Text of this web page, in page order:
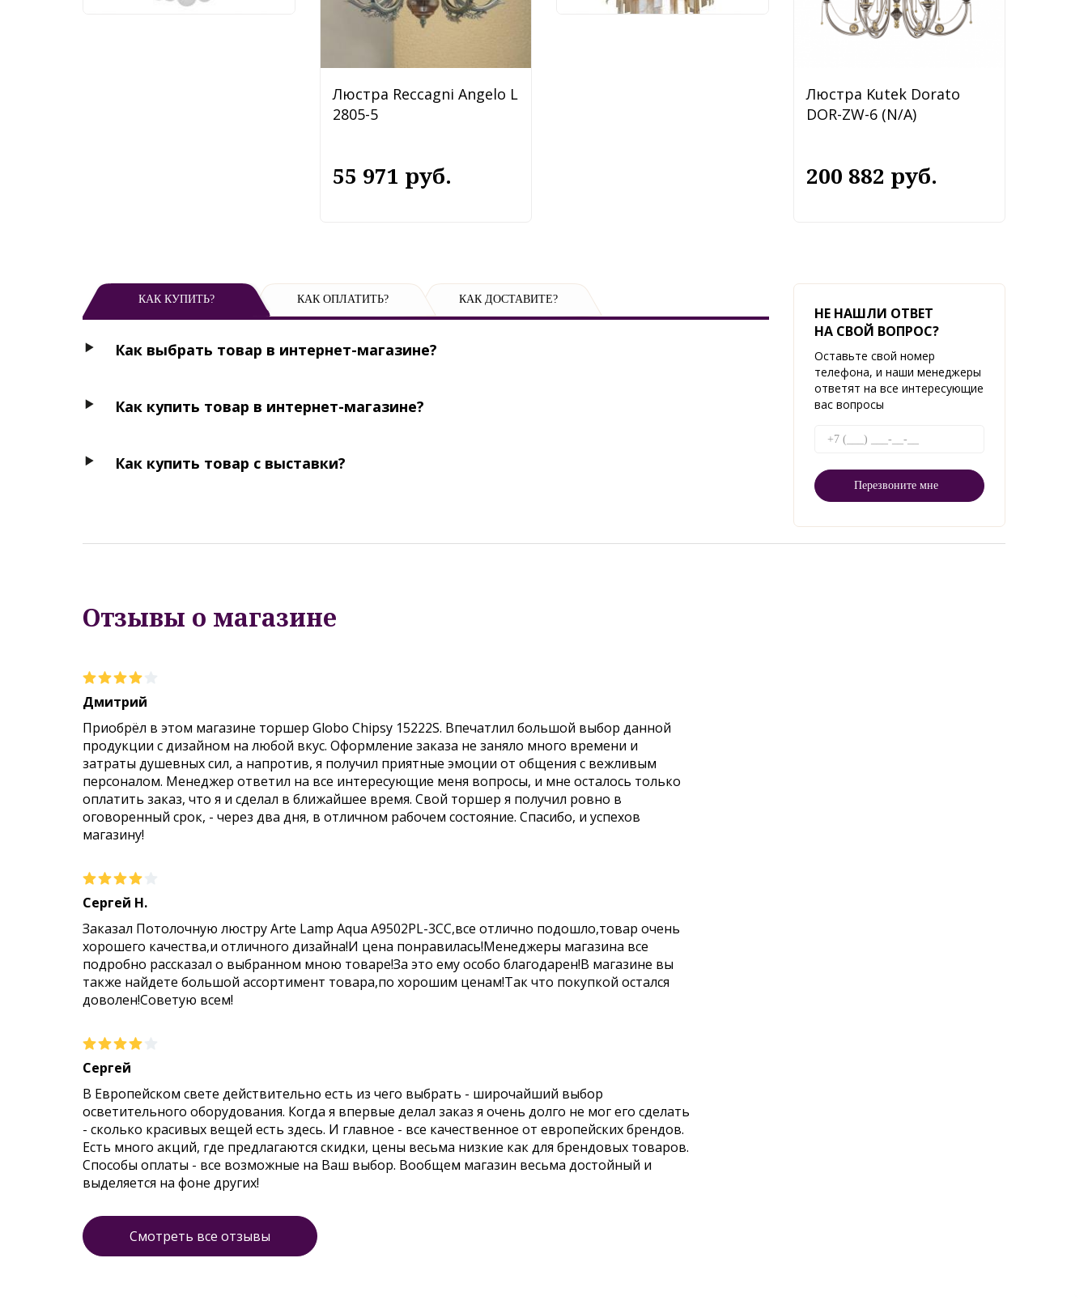
Люстра Reccagni Angelo L
2805-5
55 971 руб.
Люстра Kutek Dorato
DOR-ZW-6 (N/A)
200 882 руб.
КАК КУПИТЬ? КАК ОПЛАТИТЬ? КАК ДОСТАВИТЕ?
Как выбрать товар в интернет-магазине?
Как купить товар в интернет-магазине?
Как купить товар с выставки?
НЕ НАШЛИ ОТВЕТ
НА СВОЙ ВОПРОС?
Оставьте свой номер
телефона, и наши менеджеры
ответят на все интересующие
вас вопросы
Отзывы о магазине
Дмитрий
Приобрёл в этом магазине торшер Globo Chipsy 15222S. Впечатлил большой выбор данной
продукции с дизайном на любой вкус. Оформление заказа не заняло много времени и
затраты душевных сил, а напротив, я получил приятные эмоции от общения с вежливым
персоналом. Менеджер ответил на все интересующие меня вопросы, и мне осталось только
оплатить заказ, что я и сделал в ближайшее время. Свой торшер я получил ровно в
оговоренный срок, - через два дня, в отличном рабочем состояние. Спасибо, и успехов
магазину!
Сергей Н.
Заказал Потолочную люстру Arte Lamp Aqua A9502PL-3CC,все отлично подошло,товар очень
хорошего качества,и отличного дизайна!И цена понравилась!Менеджеры магазина все
подробно рассказал о выбранном мною товаре!За это ему особо благодарен!В магазине вы
также найдете большой ассортимент товара,по хорошим ценам!Так что покупкой остался
доволен!Советую всем!
Сергей
В Европейском свете действительно есть из чего выбрать - широчайший выбор
осветительного оборудования. Когда я впервые делал заказ я очень долго не мог его сделать
- сколько красивых вещей есть здесь. И главное - все качественное от европейских брендов.
Есть много акций, где предлагаются скидки, цены весьма низкие как для брендовых товаров.
Способы оплаты - все возможные на Ваш выбор. Вообщем магазин весьма достойный и
выделяется на фоне других!
Смотреть все отзывы